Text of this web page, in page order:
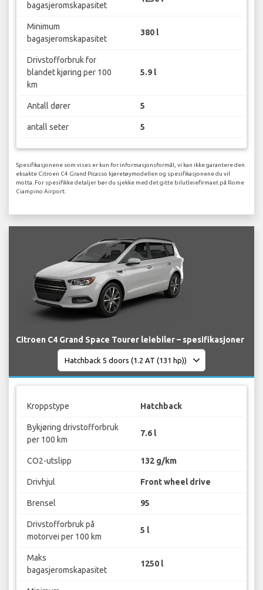
bagasjeromskapasitet
Minimum
bagasjeromskapasitet
380 l
Drivstofforbruk for
blandet kjøring per 100
km
5.9 l
Antall dører 5
antall seter 5
Spesifikasjonene som vises er kun for informasjonsformål, vi kan ikke garantere den
eksakte Citroen C4 Grand Picasso kjøretøymodellen og spesifikasjonene du vil
motta. For spesifikke detaljer bør du sjekke med det gitte bilutleiefirmaet på Rome
Ciampino Airport.
Citroen C4 Grand Space Tourer leiebiler – spesifikasjoner
Kroppstype Hatchback
Bykjøring drivstofforbruk
per 100 km
7.6 l
CO2-utslipp 132 g/km
Drivhjul Front wheel drive
Brensel 95
Drivstofforbruk på
motorvei per 100 km
5 l
Maks
bagasjeromskapasitet
1250 l